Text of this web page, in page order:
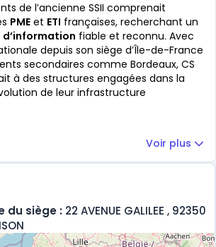
de l’ancienne SSII comprenait
PME et ETI françaises, recherchant un
d’information fiable et reconnu. Avec
depuis son siège d’Île-de-France
secondaires comme Bordeaux, CS
à des structures engagées dans la
de leur infrastructure
Voir plus
du siège : 22 AVENUE GALILEE , 92350